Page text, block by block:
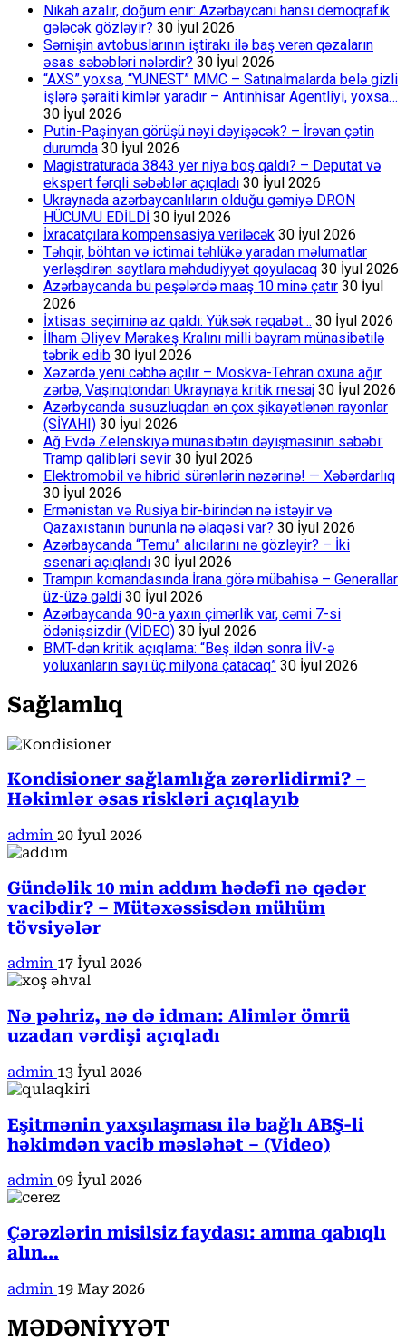
Nikah azalır, doğum enir: Azərbaycanı hansı demoqrafik
gələcək gözləyir? 30 İyul 2026
Sərnişin avtobuslarının iştirakı ilə baş verən qəzaların
əsas səbəbləri nələrdir? 30 İyul 2026
“AXS” yoxsa, “YUNEST” MMC – Satınalmalarda belə gizli
işlərə şəraiti kimlər yaradır – Antinhisar Agentliyi, yoxsa…
30 İyul 2026
Putin-Paşinyan görüşü nəyi dəyişəcək? – İrəvan çətin
durumda 30 İyul 2026
Magistraturada 3843 yer niyə boş qaldı? – Deputat və
ekspert fərqli səbəblər açıqladı 30 İyul 2026
Ukraynada azərbaycanlıların olduğu gəmiyə DRON
HÜCUMU EDİLDİ 30 İyul 2026
İxracatçılara kompensasiya veriləcək 30 İyul 2026
Təhqir, böhtan və ictimai təhlükə yaradan məlumatlar
yerləşdirən saytlara məhdudiyyət qoyulacaq 30 İyul 2026
Azərbaycanda bu peşələrdə maaş 10 minə çatır 30 İyul
2026
İxtisas seçiminə az qaldı: Yüksək rəqabət… 30 İyul 2026
İlham Əliyev Mərakeş Kralını milli bayram münasibətilə
təbrik edib 30 İyul 2026
Xəzərdə yeni cəbhə açılır – Moskva-Tehran oxuna ağır
zərbə, Vaşinqtondan Ukraynaya kritik mesaj 30 İyul 2026
Azərbycanda susuzluqdan ən çox şikayətlənən rayonlar
(SİYAHI) 30 İyul 2026
Ağ Evdə Zelenskiyə münasibətin dəyişməsinin səbəbi:
Tramp qalibləri sevir 30 İyul 2026
Elektromobil və hibrid sürənlərin nəzərinə! — Xəbərdarlıq
30 İyul 2026
Ermənistan və Rusiya bir-birindən nə istəyir və
Qazaxıstanın bununla nə əlaqəsi var? 30 İyul 2026
Azərbaycanda “Temu” alıcılarını nə gözləyir? – İki
ssenari açıqlandı 30 İyul 2026
Trampın komandasında İrana görə mübahisə – Generallar
üz-üzə gəldi 30 İyul 2026
Azərbaycanda 90-a yaxın çimərlik var, cəmi 7-si
ödənişsizdir (VİDEO) 30 İyul 2026
BMT-dən kritik açıqlama: “Beş ildən sonra İİV-ə
yoluxanların sayı üç milyona çatacaq” 30 İyul 2026
Sağlamlıq
Kondisioner sağlamlığa zərərlidirmi? –
Həkimlər əsas riskləri açıqlayıb
admin 20 İyul 2026
Gündəlik 10 min addım hədəfi nə qədər
vacibdir? – Mütəxəssisdən mühüm
tövsiyələr
admin 17 İyul 2026
Nə pəhriz, nə də idman: Alimlər ömrü
uzadan vərdişi açıqladı
admin 13 İyul 2026
Eşitmənin yaxşılaşması ilə bağlı ABŞ-li
həkimdən vacib məsləhət – (Video)
admin 09 İyul 2026
Çərəzlərin misilsiz faydası: amma qabıqlı
alın…
admin 19 May 2026
MƏDƏNİYYƏT